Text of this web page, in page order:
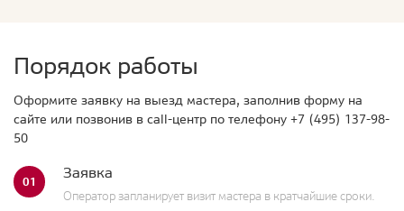
Порядок работы
Оформите заявку на выезд мастера, заполнив форму на
сайте или позвонив в call-центр по телефону +7 (495) 137-98-
50
01 Заявка
Оператор запланирует визит мастера в кратчайшие сроки.